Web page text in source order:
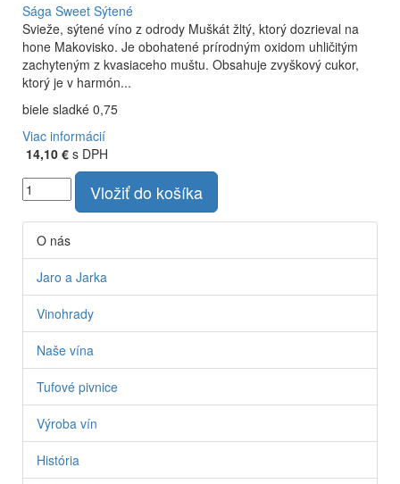
Sága Sweet Sýtené
Svieže, sýtené víno z odrody Muškát žltý, ktorý dozrieval na
hone Makovisko. Je obohatené prírodným oxidom uhličitým
zachyteným z kvasiaceho muštu. Obsahuje zvyškový cukor,
ktorý je v harmón...
biele sladké 0,75
Viac informácií
14,10 € s DPH
Vložiť do košíka
O nás
Jaro a Jarka
Vinohrady
Naše vína
Tufové pivnice
Výroba vín
História